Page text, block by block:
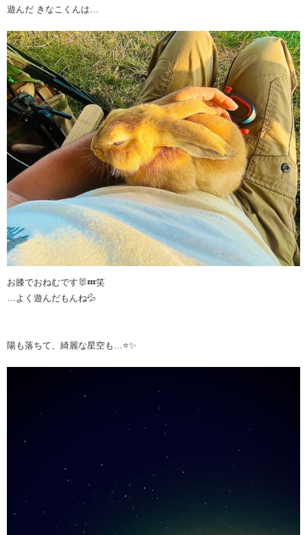
遊んだ きなこくんは…
お膝でおねむです🐰💤笑
…よく遊んだもんね💦
陽も落ちて、綺麗な星空も…⭐️✨